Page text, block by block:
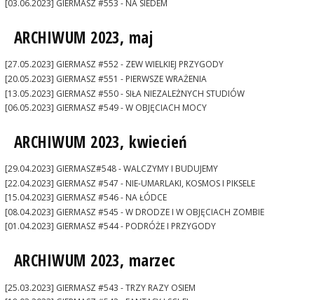
[03.06.2023] GIERMASZ #553 - NA SIEDEM
ARCHIWUM 2023, maj
[27.05.2023] GIERMASZ #552 - ZEW WIELKIEJ PRZYGODY
[20.05.2023] GIERMASZ #551 - PIERWSZE WRAŻENIA
[13.05.2023] GIERMASZ #550 - SIŁA NIEZALEŻNYCH STUDIÓW
[06.05.2023] GIERMASZ #549 - W OBJĘCIACH MOCY
ARCHIWUM 2023, kwiecień
[29.04.2023] GIERMASZ#548 - WALCZYMY I BUDUJEMY
[22.04.2023] GIERMASZ #547 - NIE-UMARLAKI, KOSMOS I PIKSELE
[15.04.2023] GIERMASZ #546 - NA ŁÓDCE
[08.04.2023] GIERMASZ #545 - W DRODZE I W OBJĘCIACH ZOMBIE
[01.04.2023] GIERMASZ #544 - PODRÓŻE I PRZYGODY
ARCHIWUM 2023, marzec
[25.03.2023] GIERMASZ #543 - TRZY RAZY OSIEM